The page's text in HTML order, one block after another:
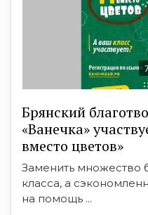
Брянский
«Ванечка»
вместо цветов»
Заменить множество
класса, а
на помощь ...